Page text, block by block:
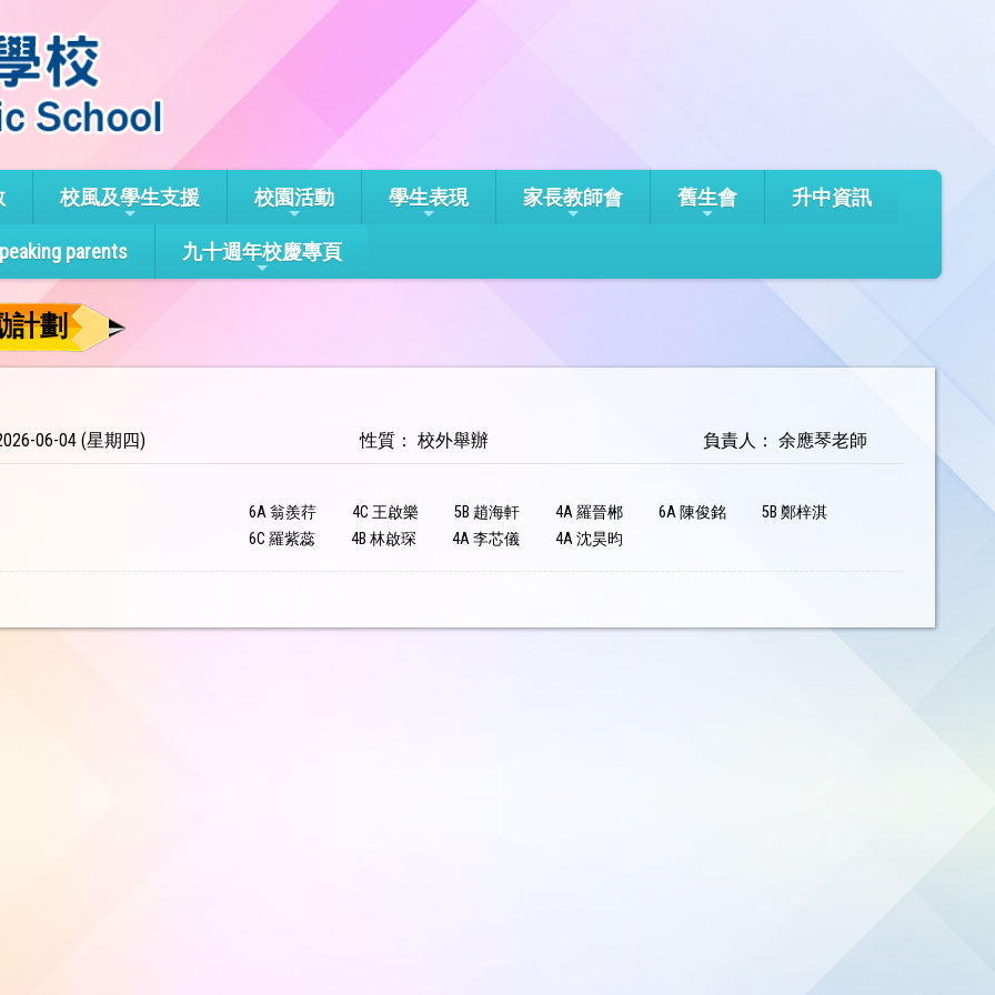
校風及學生支援 校園活動 學生表現 家長教師會 舊生會 升中資訊
parents 九十週年校慶專頁
計劃
06-04 (星期四) 性質： 校外舉辦 負責人： 余應琴老師
6A 翁羨荇 4C 王啟樂 5B 趙海軒 4A 羅晉郴 6A 陳俊銘
5B 鄭梓淇
6C 羅紫蕊
4B 林啟琛 4A 李芯儀 4A 沈昊昀